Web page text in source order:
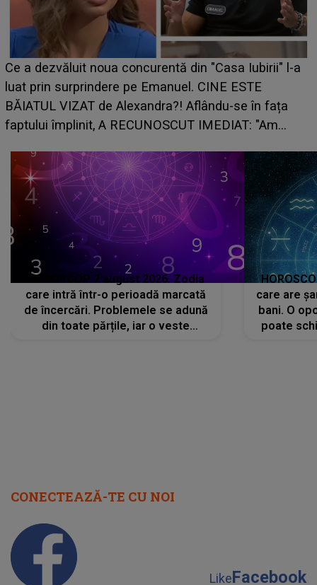
Ce a dezvăluit noua concurentă din "Casa Iubirii" l-a
luat prin surprindere pe Emanuel. CINE ESTE
BĂIATUL VIZAT de Alexandra?! Aflându-se în fața
faptului împlinit, A RECUNOSCUT IMEDIAT: "Am
HOROSCOP 7 august 2026. Zodia
care intră într-o perioadă marcată
de încercări. Problemele se adună
din toate părțile, iar o veste
care are
bani. O
poate
CONECTEAZĂ-TE CU NOI
LikeFacebook